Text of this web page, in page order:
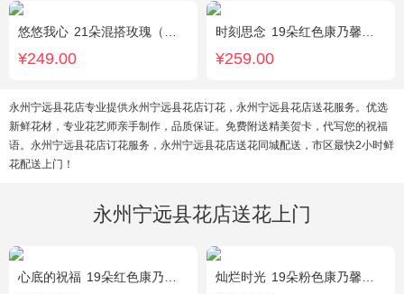
悠悠我心 21朵混搭玫瑰（粉玫瑰+紫玫瑰），绿叶搭配
¥249.00
时刻思念 19朵红色康乃馨，2朵多头粉百合，满天星、绿叶搭配
¥259.00
永州宁远县花店专业提供永州宁远县花店订花，永州宁远县花店送花服务。优选
新鲜花材，专业花艺师亲手制作，品质保证。免费附送精美贺卡，代写您的祝福
语。永州宁远县花店订花服务，永州宁远县花店送花同城配送，市区最快2小时鲜
花配送上门！
永州宁远县花店送花上门
心底的祝福 19朵红色康乃馨，绿叶搭配 灿烂时光 19朵粉色康乃馨，2支多头粉百合，桔梗、黄莺搭配